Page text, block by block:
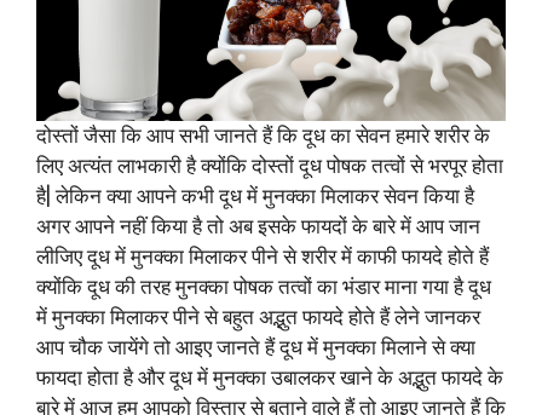
दोस्तों जैसा कि आप सभी जानते हैं कि दूध का सेवन हमारे शरीर के
लिए अत्यंत लाभकारी है क्योंकि दोस्तों दूध पोषक तत्वों से भरपूर होता
है| लेकिन क्या आपने कभी दूध में मुनक्का मिलाकर सेवन किया है
अगर आपने नहीं किया है तो अब इसके फायदों के बारे में आप जान
लीजिए दूध में मुनक्का मिलाकर पीने से शरीर में काफी फायदे होते हैं
क्योंकि दूध की तरह मुनक्का पोषक तत्वों का भंडार माना गया है दूध
में मुनक्का मिलाकर पीने से बहुत अद्भुत फायदे होते हैं लेने जानकर
आप चौक जायेंगे तो आइए जानते हैं दूध में मुनक्का मिलाने से क्या
फायदा होता है और दूध में मुनक्का उबालकर खाने के अद्भुत फायदे के
बारे में आज हम आपको विस्तार से बताने वाले हैं तो आइए जानते हैं कि